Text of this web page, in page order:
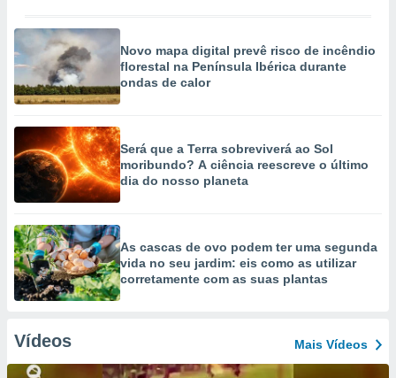
Novo mapa digital prevê risco de incêndio
florestal na Península Ibérica durante
ondas de calor
Será que a Terra sobreviverá ao Sol
moribundo? A ciência reescreve o último
dia do nosso planeta
As cascas de ovo podem ter uma segunda
vida no seu jardim: eis como as utilizar
corretamente com as suas plantas
Vídeos Mais Vídeos